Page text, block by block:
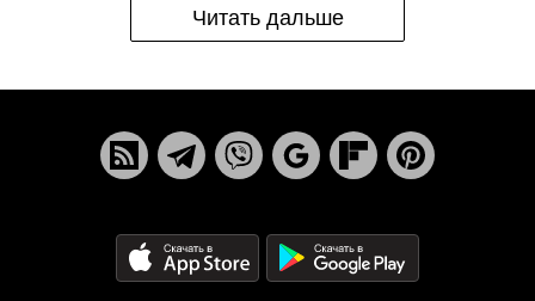
Читать дальше